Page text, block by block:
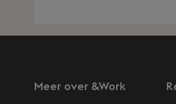
Meer over &Work